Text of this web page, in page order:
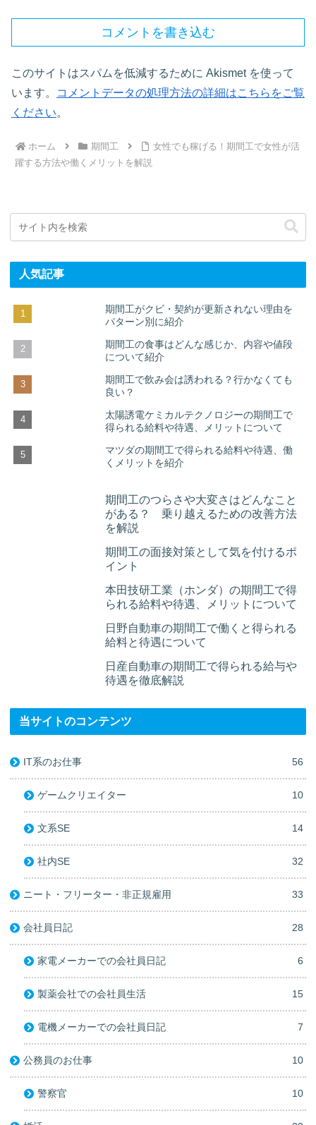
コメントを書き込む
このサイトはスパムを低減するために Akismet を使って
います。
コメントデータの処理方法の詳細はこちらをご覧
ください。
ホーム 期間工
女性でも稼げる！期間工で女性が活
躍する方法や働くメリットを解説
人気記事
期間工がクビ・契約が更新されない理由を
パターン別に紹介
期間工の食事はどんな感じか、内容や値段
について紹介
期間工で飲み会は誘われる？行かなくても
良い？
太陽誘電ケミカルテクノロジーの期間工で
得られる給料や待遇、メリットについて
マツダの期間工で得られる給料や待遇、働
くメリットを紹介
期間工のつらさや大変さはどんなこと
がある？ 乗り越えるための改善方法
を解説
期間工の面接対策として気を付けるポ
イント
本田技研工業（ホンダ）の期間工で得
られる給料や待遇、メリットについて
日野自動車の期間工で働くと得られる
給料と待遇について
日産自動車の期間工で得られる給与や
待遇を徹底解説
当サイトのコンテンツ
IT系のお仕事 56
ゲームクリエイター 10
文系SE 14
社内SE 32
ニート・フリーター・非正規雇用 33
会社員日記 28
家電メーカーでの会社員日記 6
製薬会社での会社員生活 15
電機メーカーでの会社員日記 7
公務員のお仕事 10
警察官 10